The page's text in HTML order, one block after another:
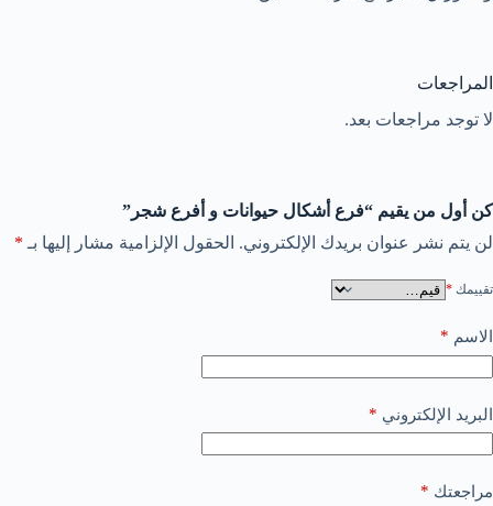
المراجعات
لا توجد مراجعات بعد.
كن أول من يقيم “فرع أشكال حيوانات و أفرع شجر”
لن يتم نشر عنوان بريدك الإلكتروني. الحقول الإلزامية مشار إليها بـ *
تقييمك *
الاسم *
البريد الإلكتروني *
مراجعتك *